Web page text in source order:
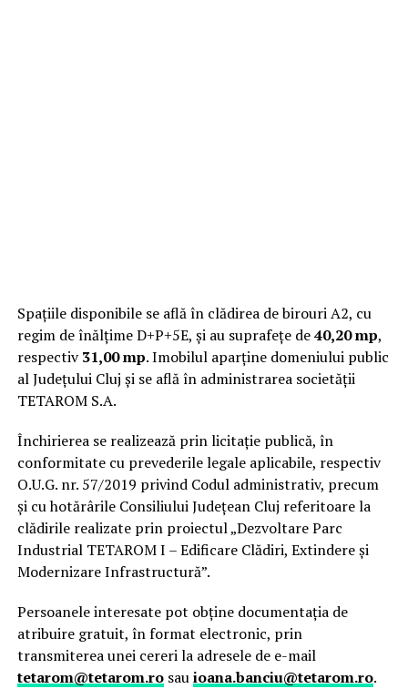
Spațiile disponibile se află în clădirea de birouri A2, cu
regim de înălțime D+P+5E, și au suprafețe de40,20 mp,
respectiv31,00 mp. Imobilul aparține domeniului public
al Județului Cluj și se află în administrarea societății
TETAROM S.A.
Închirierea se realizează prin licitație publică, în
conformitate cu prevederile legale aplicabile, respectiv
O.U.G. nr. 57/2019 privind Codul administrativ, precum
și cu hotărârile Consiliului Județean Cluj referitoare la
clădirile realizate prin proiectul „Dezvoltare Parc
Industrial TETAROM I – Edificare Clădiri, Extindere și
Modernizare Infrastructură”.
Persoanele interesate pot obține documentația de
atribuire gratuit, în format electronic, prin
transmiterea unei cereri la adresele de e-mail
tetarom@tetarom.rosauioana.banciu@tetarom.ro.